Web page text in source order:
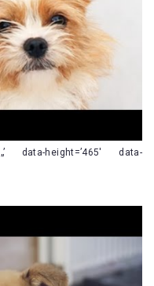
data-height=’465′ data-